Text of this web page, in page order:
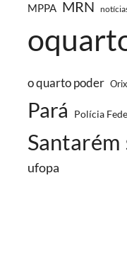
MPPA MRN
o quarto poder
Pará Polícia
Santarém
ufopa